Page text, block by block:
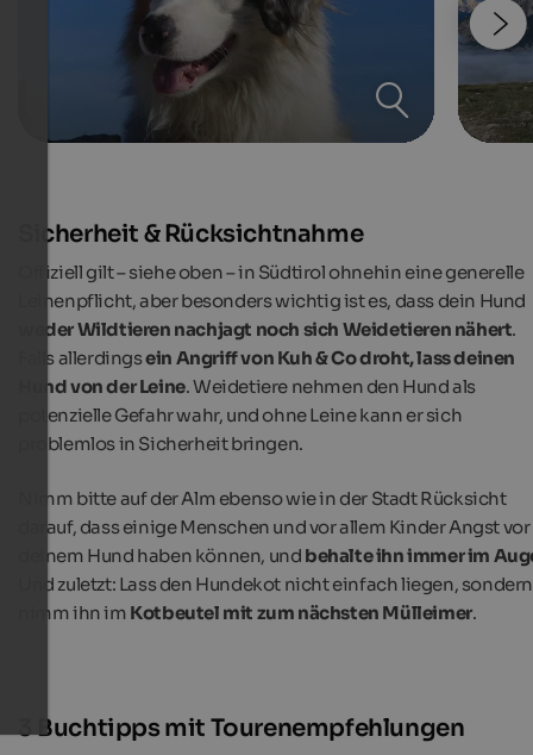
Sicherheit & Rücksichtnahme
Offiziell gilt – siehe oben – in Südtirol ohnehin eine generelle
Leinenpflicht, aber besonders wichtig ist es, dass dein Hund
weder Wildtieren nachjagt noch sich Weidetieren nähert.
Falls allerdingsein Angriff von Kuh & Co droht, lass deinen
Hund von der Leine. Weidetiere nehmen den Hund als
potenzielle Gefahr wahr, und ohne Leine kann er sich
problemlos in Sicherheit bringen.
Nimm bitte auf der Alm ebenso wie in der Stadt Rücksicht
darauf, dass einige Menschen und vor allem Kinder Angst vor
deinem Hund haben können, und behalte ihn immer im
Und zuletzt: Lass den Hundekot nicht einfach liegen, sondern
nimm ihn im Kotbeutel mit zum nächsten Mülleimer.
3 Buchtipps mit Tourenempfehlungen